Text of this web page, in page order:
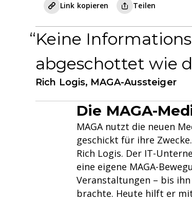
Link kopieren
Teilen
Keine
abgeschottet wie
Rich Logis, MAGA-Aussteiger
Die MAGA-
MAGA nutzt die neuen
geschickt für ihre
Rich Logis. Der IT-
eine eigene MAGA-
Veranstaltungen – bis
brachte. Heute hilft er